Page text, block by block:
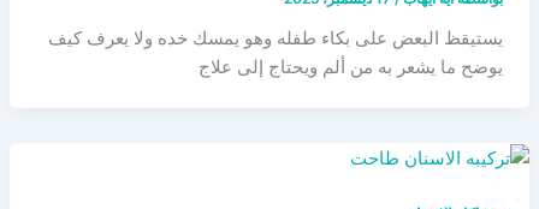
يستيقظ البعض على بكاء طفله وهو يمسك خده ولا يعرف كيف
يوضح ما يشعر به من ألم ويحتاج إلى علاج